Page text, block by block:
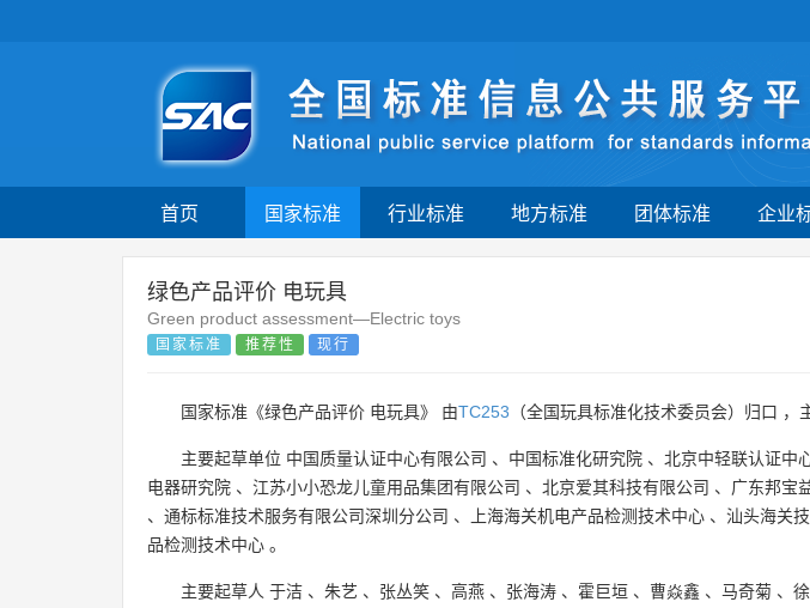
首页 国家标准 行业标准 地方标准 团体标准 企业
绿色产品评价 电玩具
Green product assessment—Electric toys
国家标准 推荐性 现行
国家标准《绿色产品评价 电玩具》 由TC253 （全国玩具标准化技术委员会）归口 ，
主要起草单位 中国质量认证中心有限公司 、 中国标准化研究院 、 北京中轻联认证中
电器研究院 、 江苏小小恐龙儿童用品集团有限公司 、 北京爱其科技有限公司 、 广东邦宝
、 通标标准技术服务有限公司深圳分公司 、 上海海关机电产品检测技术中心 、 汕头海关
品检测技术中心 。
主要起草人 于洁 、 朱艺 、 张丛笑 、 高燕 、 张海涛 、 霍巨垣 、 曹焱鑫 、 马奇菊 、